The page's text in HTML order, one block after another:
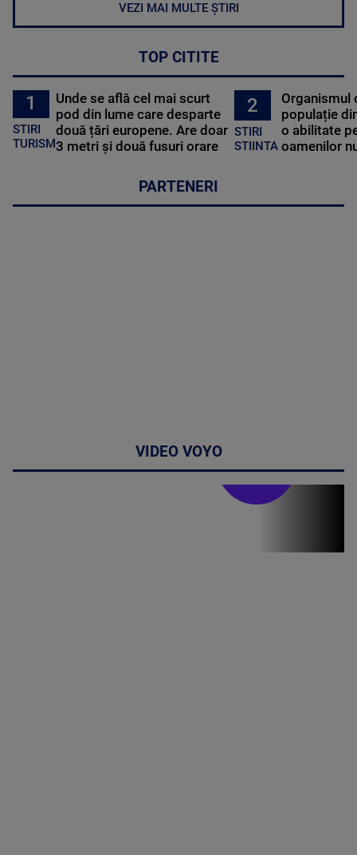
VEZI MAI MULTE ȘTIRI
TOP CITITE
1
STIRI
TURISM
Unde se află cel mai scurt
pod din lume care desparte
două țări europene. Are doar
3 metri și două fusuri orare
2
STIRI
STIINTA
Organismul
populație
o abilitate
oamenilor
PARTENERI
VIDEO VOYO